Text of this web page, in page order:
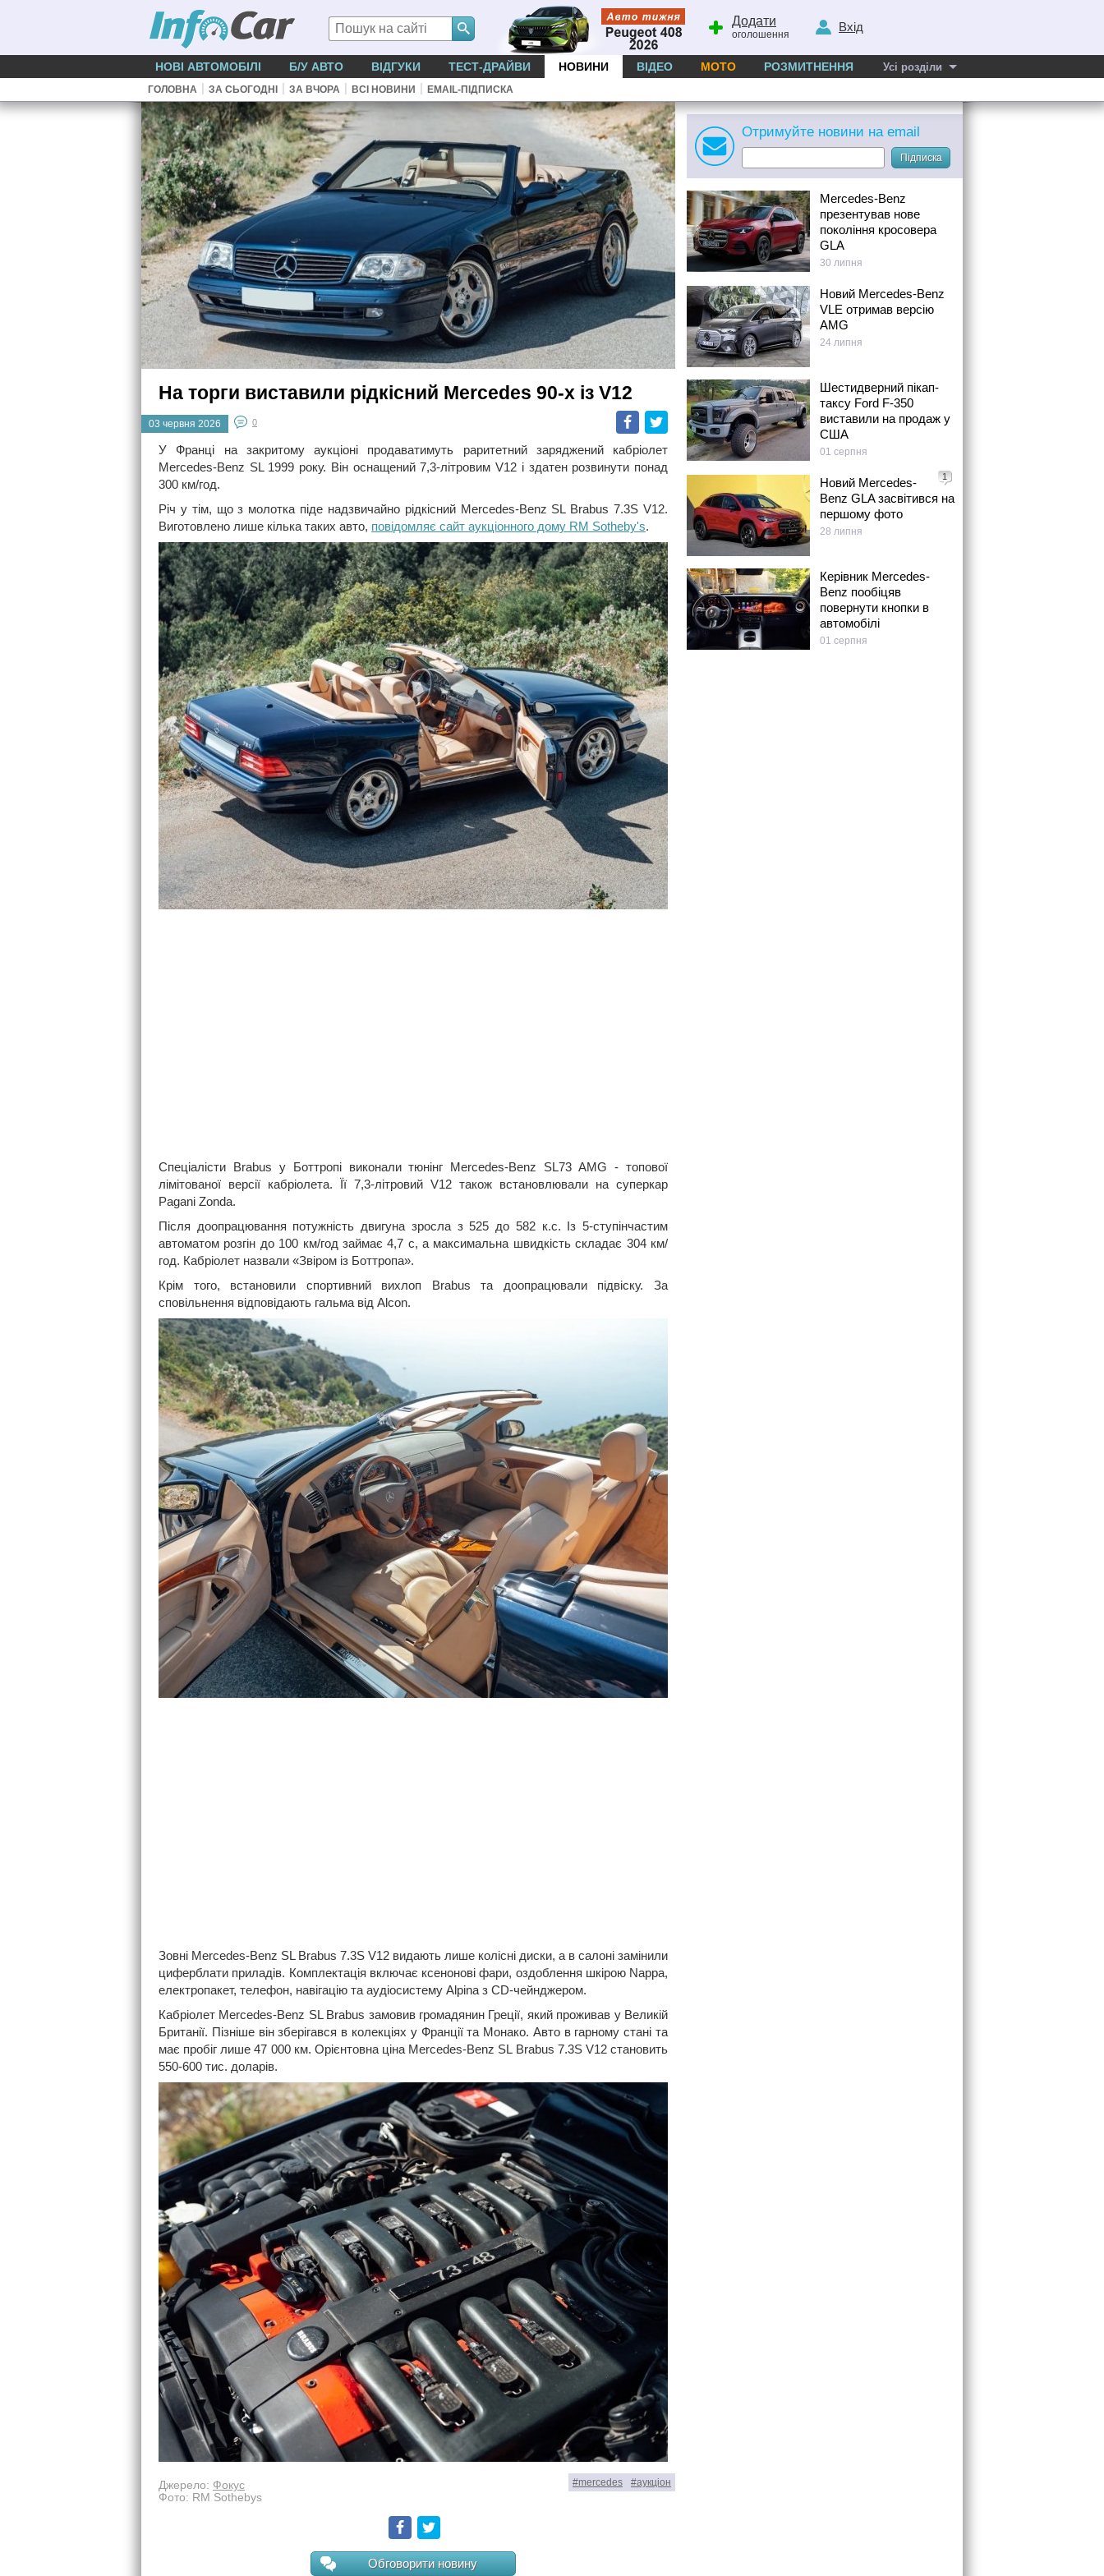
Додати
оголошення
Вхід
НОВІ АВТОМОБІЛІ Б/У АВТО ВІДГУКИ ТЕСТ-ДРАЙВИ НОВИНИ ВІДЕО МОТО РОЗМИТНЕННЯ Усі розділи
ГОЛОВНА | ЗА СЬОГОДНІ | ЗА ВЧОРА | ВСІ НОВИНИ | EMAIL-ПІДПИСКА
На торги виставили рідкісний Mercedes 90-х із V12
Facebook
Twitter
03 червня 2026 0
У Франці на закритому аукціоні продаватимуть раритетний заряджений кабріолет
Mercedes-Benz SL 1999 року. Він оснащений 7,3-літровим V12 і здатен розвинути понад
300 км/год.
Річ у тім, що з молотка піде надзвичайно рідкісний Mercedes-Benz SL Brabus 7.3S V12.
Виготовлено лише кілька таких авто, повідомляє сайт аукціонного дому RM Sotheby's.
Спеціалісти Brabus у Боттропі виконали тюнінг Mercedes-Benz SL73 AMG - топової
лімітованої версії кабріолета. Її 7,3-літровий V12 також встановлювали на суперкар
Pagani Zonda.
Після доопрацювання потужність двигуна зросла з 525 до 582 к.с. Із 5-ступінчастим
автоматом розгін до 100 км/год займає 4,7 с, а максимальна швидкість складає 304 км/
год. Кабріолет назвали «Звіром із Боттропа».
Крім того, встановили спортивний вихлоп Brabus та доопрацювали підвіску. За
сповільнення відповідають гальма від Alcon.
Зовні Mercedes-Benz SL Brabus 7.3S V12 видають лише колісні диски, а в салоні замінили
циферблати приладів. Комплектація включає ксенонові фари, оздоблення шкірою Nappa,
електропакет, телефон, навігацію та аудіосистему Alpina з CD-чейнджером.
Кабріолет Mercedes-Benz SL Brabus замовив громадянин Греції, який проживав у Великій
Британії. Пізніше він зберігався в колекціях у Франції та Монако. Авто в гарному стані та
має пробіг лише 47 000 км. Орієнтовна ціна Mercedes-Benz SL Brabus 7.3S V12 становить
550-600 тис. доларів.
#mercedes #аукціон
Джерело: Фокус
Фото: RM Sothebys
Facebook
Обговорити новину
Отримуйте новини на email
Підписка
Mercedes-Benz
презентував нове
покоління кросовера
GLA
30 липня
Новий Mercedes-Benz
VLE отримав версію
AMG
24 липня
Шестидверний пікап-
таксу Ford F-350
виставили на продаж у
США
01 серпня
1
Новий Mercedes-
Benz GLA засвітився на
першому фото
28 липня
Керівник Mercedes-
Benz пообіцяв
повернути кнопки в
автомобілі
01 серпня